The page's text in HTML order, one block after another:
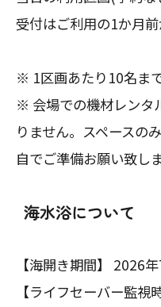
受付はご利用の1か月前
※ 1区画あたり10名ま
※ 会場での機材レンタ
りません。スペースの
自でご準備お願い致しま
海水浴について
【海開き期間】 2026
【ライフセーバー監